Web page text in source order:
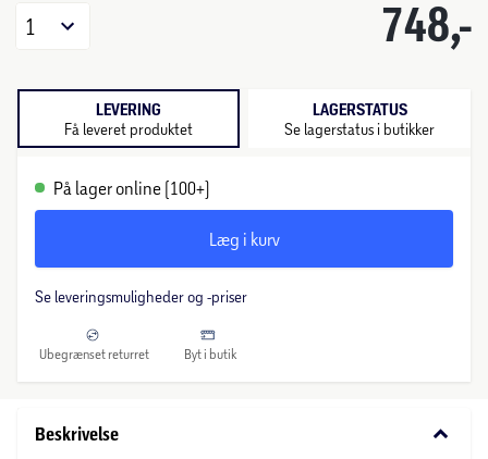
748,-
1
LEVERING
Få leveret produktet
LAGERSTATUS
Se lagerstatus i butikker
På lager online (100+)
Læg i kurv
Se leveringsmuligheder og -priser
Ubegrænset returret Byt i butik
Beskrivelse keyboard_arrow_down